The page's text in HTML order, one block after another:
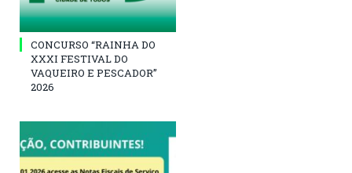
CONCURSO “RAINHA DO
XXXI FESTIVAL DO
VAQUEIRO E PESCADOR”
2026